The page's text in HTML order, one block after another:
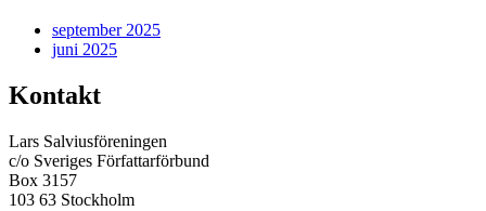
september 2025
juni 2025
Kontakt
Lars Salviusföreningen
c/o Sveriges Författarförbund
Box 3157
103 63 Stockholm